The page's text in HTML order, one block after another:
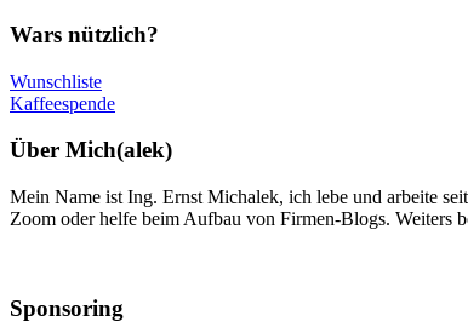
Wars nützlich?
Wunschliste
Kaffeespende
Über Mich(alek)
Mein Name ist Ing. Ernst Michalek, ich lebe und arbeite
Zoom oder helfe beim Aufbau von Firmen-Blogs. Weiters
Sponsoring